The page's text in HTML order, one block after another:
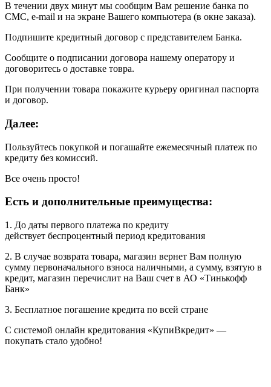
В течении двух минут мы сообщим Вам решение банка по
СМС, e-mail и на экране Вашего компьютера (в окне заказа).
Подпишите кредитный договор с представителем Банка.
Сообщите о подписании договора нашему оператору и
договоритесь о доставке товра.
При получении товара покажите курьеру оригинал паспорта
и договор.
Далее:
Пользуйтесь покупкой и погашайте ежемесячный платеж по
кредиту без комиссий.
Все очень просто!
Есть и дополнительные преимущества:
1. До даты первого платежа по кредиту
действует беспроцентный период кредитования
2. В случае возврата товара, магазин вернет Вам полную
сумму первоначального взноса наличными, а сумму, взятую в
кредит, магазин перечислит на Ваш счет в АО «Тинькофф
Банк»
3. Бесплатное погашение кредита по всей стране
С системой онлайн кредитования «КупиВкредит» —
покупать стало удобно!